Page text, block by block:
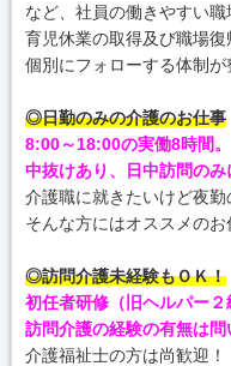
など、社員の働きやすい職
育児休業の取得及び職場復
個別にフォローする体制が
◎日勤のみの介護のお仕事
8:00～18:00の実働8時間。
中抜けあり、日中訪問のみ
介護職に就きたいけど夜勤
そんな方にはオススメのお
◎訪問介護未経験もＯＫ！
初任者研修（旧ヘルパー
訪問介護の経験の有無は問
介護福祉士の方は尚歓迎！